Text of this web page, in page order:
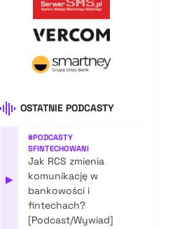
OSTATNIE PODCASTY
▶
#PODCASTY
SFINTECHOWANI
Jak RCS zmienia
komunikację w
bankowości i
fintechach?
[Podcast/Wywiad]